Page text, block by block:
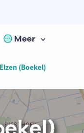
Meer
(Boekel)